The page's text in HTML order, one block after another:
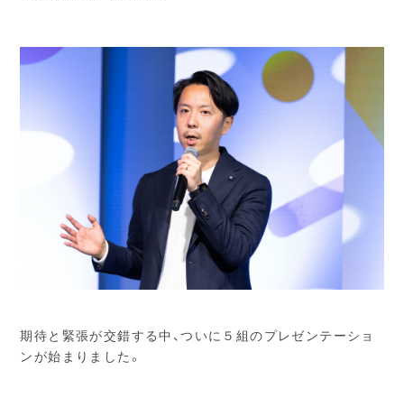
期待と緊張が交錯する中、ついに５組のプレゼンテーショ
ンが始まりました。